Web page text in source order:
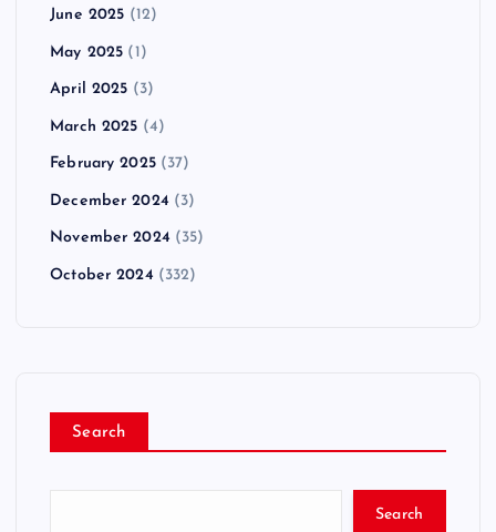
June 2025 (12)
May 2025 (1)
April 2025 (3)
March 2025 (4)
February 2025(37)
December 2024 (3)
November 2024 (35)
October 2024 (332)
Search
Search